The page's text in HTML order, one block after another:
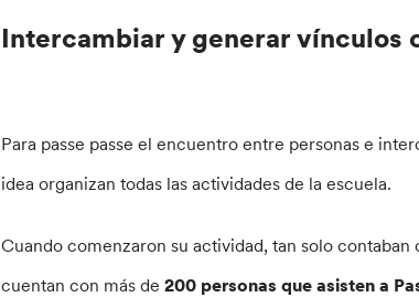
Intercambiar y generar
Para passe passe el encuentro entre personas e
idea organizan todas las actividades de la escuela.
Cuando comenzaron su actividad, tan solo
cuentan con más de 200 personas que asisten a